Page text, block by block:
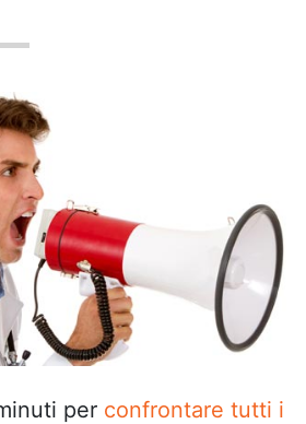
per confrontare tutti i